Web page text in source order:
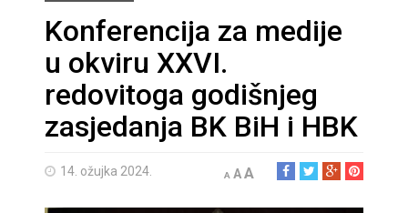
Konferencija za medije
u okviru XXVI.
redovitoga godišnjeg
zasjedanja BK BiH i HBK
14. ožujka 2024. A AA